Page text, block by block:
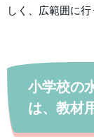
しく、広範囲に
小学校の
は、教材